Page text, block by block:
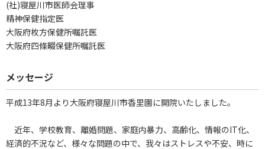
(社)寝屋川市医師会理事
精神保健指定医
大阪府枚方保健所嘱託医
大阪府四條畷保健所嘱託医
メッセージ
平成13年8月より大阪府寝屋川市香里園に開院いたしました。
近年、学校教育、離婚問題、家庭内暴力、高齢化、情報のIT化、
経済的不況など、様々な問題の中で、我々はストレスや不安、時に